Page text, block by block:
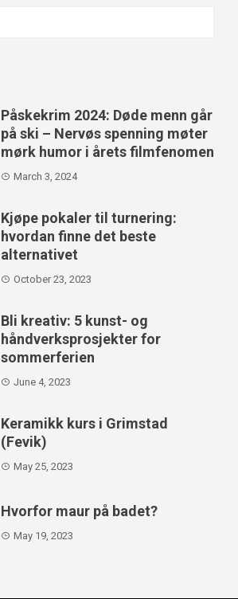
Påskekrim 2024: Døde menn går
på ski – Nervøs spenning møter
mørk humor i årets filmfenomen
March 3, 2024
Kjøpe pokaler til turnering:
hvordan finne det beste
alternativet
October 23, 2023
Bli kreativ: 5 kunst- og
håndverksprosjekter for
sommerferien
June 4, 2023
Keramikk kurs i Grimstad
(Fevik)
May 25, 2023
Hvorfor maur på badet?
May 19, 2023